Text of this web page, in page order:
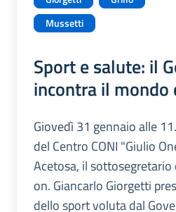
Mussetti
Sport e salute: il
incontra il
Giovedì 31 gennaio alle
del Centro CONI "Giulio
Acetosa, il
on. Giancarlo Giorgetti
dello sport voluta dal